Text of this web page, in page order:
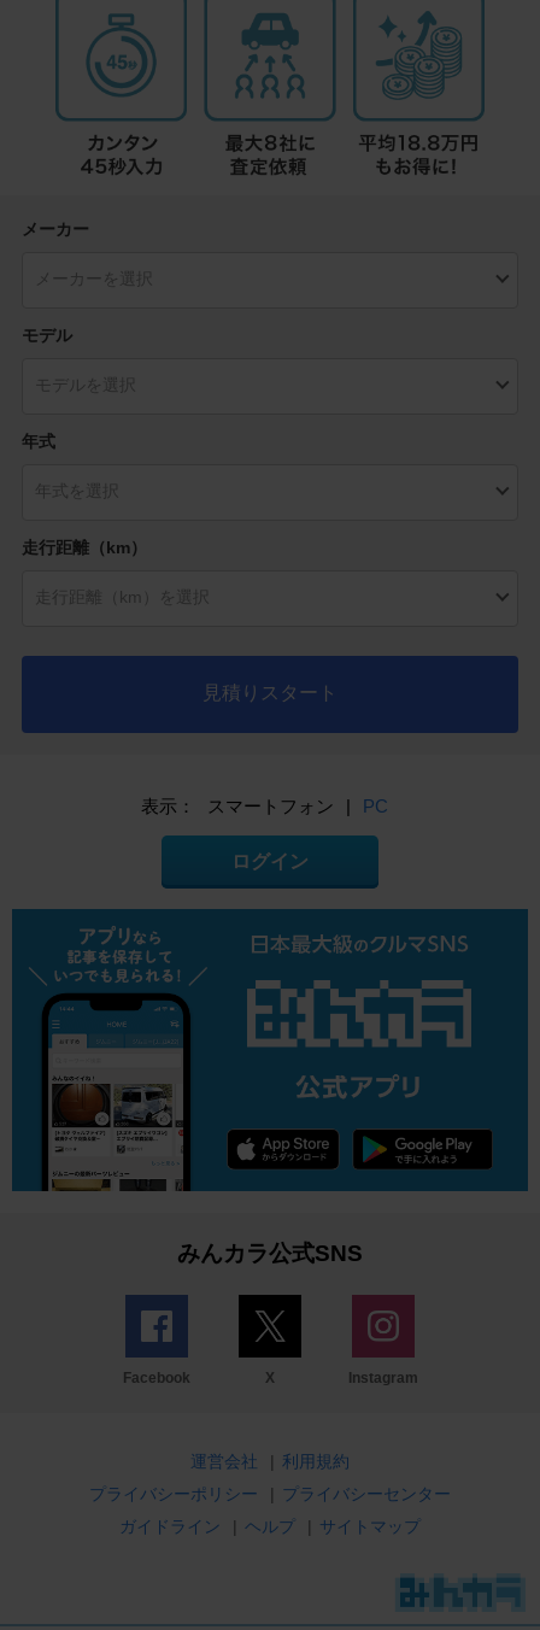
メーカー
モデル
年式
走行距離（km）
見積りスタート
表示： スマートフォン | PC
ログイン
みんカラ公式SNS
Facebook X Instagram
運営会社 | 利用規約
プライバシーポリシー
| プライバシーセンター
ガイドライン
| ヘルプ | サイトマップ